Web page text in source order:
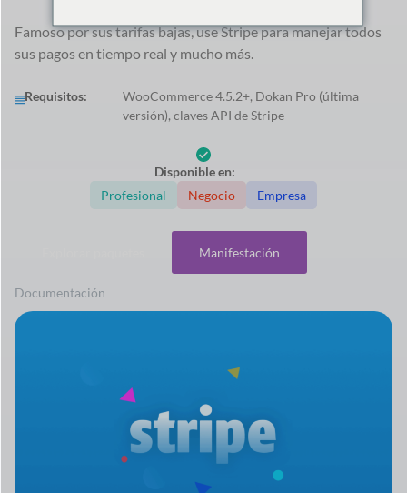
Famoso por sus tarifas bajas, use Stripe para manejar todos
sus pagos en tiempo real y mucho más.
Requisitos:
WooCommerce 4.5.2+, Dokan Pro (última
versión), claves API de Stripe
Disponible en:
Profesional
Negocio Empresa
Manifestación
Documentación